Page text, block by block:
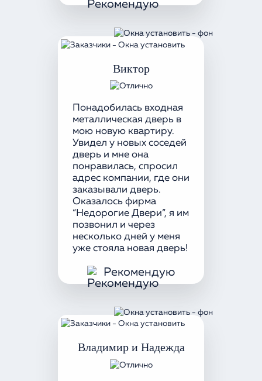
Виктор
Понадобилась входная
металлическая дверь в
мою новую квартиру.
Увидел у новых соседей
дверь и мне она
понравилась, спросил
адрес компании, где они
заказывали дверь.
Оказалось фирма
“Недорогие Двери”, я им
позвонил и через
несколько дней у меня
уже стояла новая дверь!
Рекомендую
Владимир и Надежда